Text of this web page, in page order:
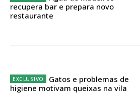
Edição em papel entregue à
recupera bar e prepara novo
restaurante
Gatos e problemas de
higiene motivam queixas na vila